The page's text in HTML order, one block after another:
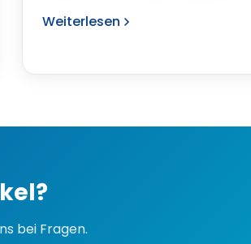
Weiterlesen
bei Fragen.